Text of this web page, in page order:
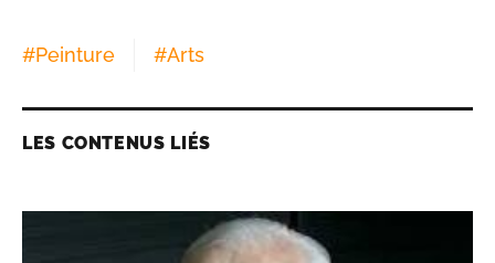
#Peinture #Arts
LES CONTENUS LIÉS